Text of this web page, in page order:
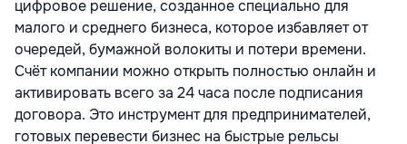
цифровое решение, созданное специально для
малого и среднего бизнеса, которое избавляет от
очередей, бумажной волокиты и потери времени.
Счёт компании можно открыть полностью онлайн и
активировать всего за 24 часа после подписания
договора. Это инструмент для предпринимателей,
готовых перевести бизнес на быстрые рельсы